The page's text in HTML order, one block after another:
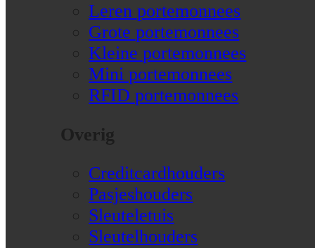
Leren portemonnees
Grote portemonnees
Kleine portemonnees
Mini portemonnees
RFID portemonnees
Overig
Creditcardhouders
Pasjeshouders
Sleuteletuis
Sleutelhouders